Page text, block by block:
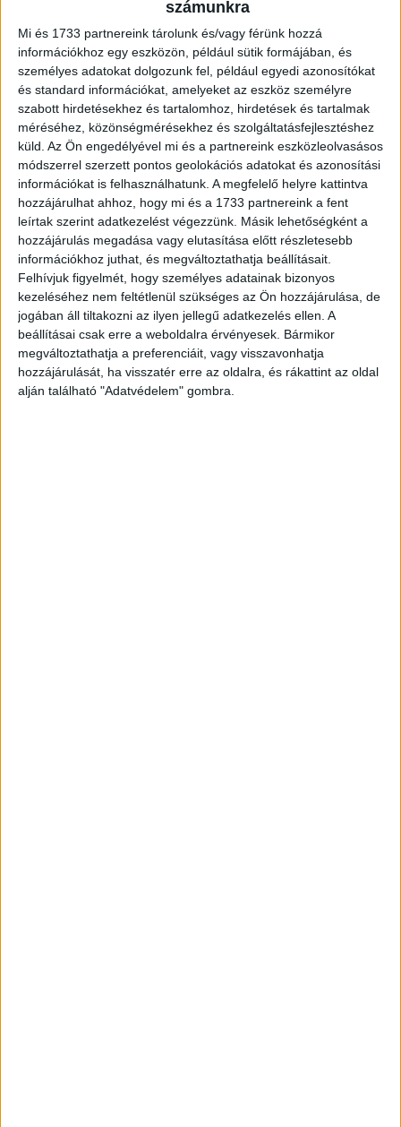
számunkra
Mi és 1733 partnereink tárolunk és/vagy férünk hozzá
információkhoz egy eszközön, például sütik formájában, és
személyes adatokat dolgozunk fel, például egyedi azonosítókat
és standard információkat, amelyeket az eszköz személyre
szabott hirdetésekhez és tartalomhoz, hirdetések és tartalmak
méréséhez, közönségmérésekhez és szolgáltatásfejlesztéshez
küld. Az Ön engedélyével mi és a partnereink eszközleolvasásos
módszerrel szerzett pontos geolokációs adatokat és azonosítási
információkat is felhasználhatunk. A megfelelő helyre kattintva
hozzájárulhat ahhoz, hogy mi és a 1733 partnereink a fent
leírtak szerint adatkezelést végezzünk. Másik lehetőségként a
hozzájárulás megadása vagy elutasítása előtt részletesebb
információkhoz juthat, és megváltoztathatja beállításait.
Felhívjuk figyelmét, hogy személyes adatainak bizonyos
kezeléséhez nem feltétlenül szükséges az Ön hozzájárulása, de
jogában áll tiltakozni az ilyen jellegű adatkezelés ellen. A
beállításai csak erre a weboldalra érvényesek. Bármikor
megváltoztathatja a preferenciáit, vagy visszavonhatja
hozzájárulását, ha visszatér erre az oldalra, és rákattint az oldal
alján található "Adatvédelem" gombra.
Akár a nap sugarai okozta leégés, akár kisebb tűzhelyi
sérülések esetén a hagyma kiváló segítség lehet. Egy
szelet hagymával óvatosan dörzsöljük át a leégett
felületet, majd hagyjuk rajta néhány percig. Enyhíti a
gyulladást, nyugtatja a bőrt.
Rovarcsípések ellen
Ha megcsíp egy méh, a legelső dolgunk az kell legyen,
hogy eltávolítsuk a fullánkot. Miután megszabadultunk
tőle, tegyünk egy kisebb darab hagymát a csípésre, ez
majd hamar enyhíti a fájdalmat, és a duzzanatot.
Lázcsillapító
Vágjunk kisebb darabokra egy hagymát, tegyük a
talpunkra, és húzzunk rá egy pamutzoknit. A pakolást
időnként cseréljük újra, addig, amíg csökken a láz.